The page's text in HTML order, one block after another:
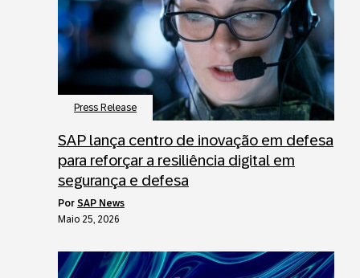
Press Release
SAP lança centro de inovação em defesa
para reforçar a resiliência digital em
segurança e defesa
por SAP News
Maio 25, 2026